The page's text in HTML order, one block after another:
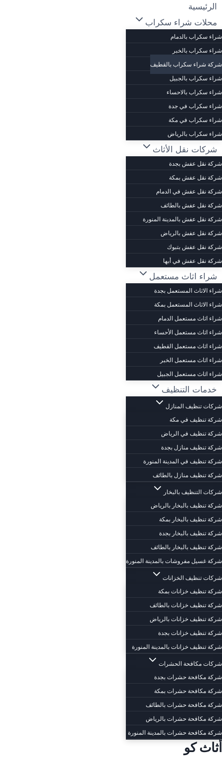
التجاوز
المحتوى
الرئيسية
محلات شراء سكراب
شراء سكراب بالدمام
شراء سكراب بالخبر
شركة شراء سكراب بالقطيف
شراء سكراب بالجبيل
شراء سكراب بالاحساء
شراء سكراب في جدة
شراء سكراب في مكة
شراء سكراب بالرياض
شركات نقل الأثاث
شركة نقل عفش بجدة
شركة نقل عفش بمكة
شركة نقل عفش في الدمام
شركة نقل عفش بالطائف
شركة نقل عفش بالمدينة المنورة
شركة نقل عفش بالرياض
شركة نقل عفش بتبوك
شركة نقل عفش في أبها
شراء اثاث مستعمل
شراء الاثاث المستعمل بجدة
شراء الاثاث المستعمل بمكة
شراء اثاث مستعمل الدمام
شراء اثاث مستعمل الأحساء
شراء اثاث مستعمل القطيف
شراء اثاث مستعمل الخبر
شراء اثاث مستعمل الجبيل
خدمات التنظيف
شركات تنظيف المنازل
شركة تنظيف في مكة
شركة تنظيف في الرياض
شركة تنظيف منازل بجدة
شركة تنظيف في المدينة المنورة
شركة تنظيف منازل بالطائف
شركات التنظيف بالبخار
شركة تنظيف بالبخار بالرياض
شركة تنظيف بالبخار بمكة
شركة تنظيف بالبخار بجدة
شركة تنظيف بالبخار بالطائف
شركة غسيل مفروشات بالمدينة المنورة
شركات تنظيف الخزانات
شركة تنظيف خزانات بمكة
شركة تنظيف خزانات بالطائف
شركة تنظيف خزانات بالرياض
شركة تنظيف خزانات بجدة
شركة تنظيف خزانات بالمدينة المنورة
شركات مكافحة الحشرات
شركة مكافحة حشرات بجدة
شركة مكافحة حشرات بمكة
شركة مكافحة حشرات بالطائف
شركة مكافحة حشرات بالرياض
شركة مكافحة حشرات بالمدينة المنورة
أثاث كو